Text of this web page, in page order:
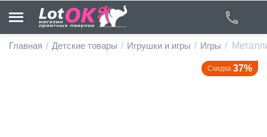
Главная / Детские товары / Игрушки и игры / Игры /
Скидка 37%